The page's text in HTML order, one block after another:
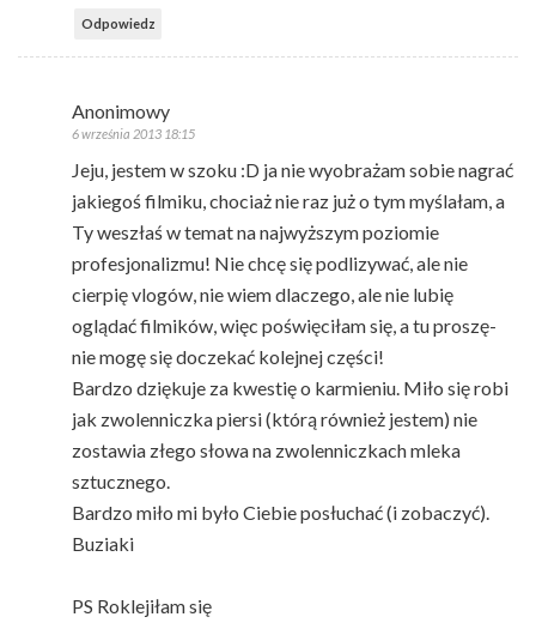
Odpowiedz
Anonimowy
6 września 2013 18:15
Jeju, jestem w szoku :D ja nie wyobrażam sobie nagrać
jakiegoś filmiku, chociaż nie raz już o tym myślałam, a
Ty weszłaś w temat na najwyższym poziomie
profesjonalizmu! Nie chcę się podlizywać, ale nie
cierpię vlogów, nie wiem dlaczego, ale nie lubię
oglądać filmików, więc poświęciłam się, a tu proszę-
nie mogę się doczekać kolejnej części!
Bardzo dziękuje za kwestię o karmieniu. Miło się robi
jak zwolenniczka piersi (którą również jestem) nie
zostawia złego słowa na zwolenniczkach mleka
sztucznego.
Bardzo miło mi było Ciebie posłuchać (i zobaczyć).
Buziaki
PS Roklejiłam się